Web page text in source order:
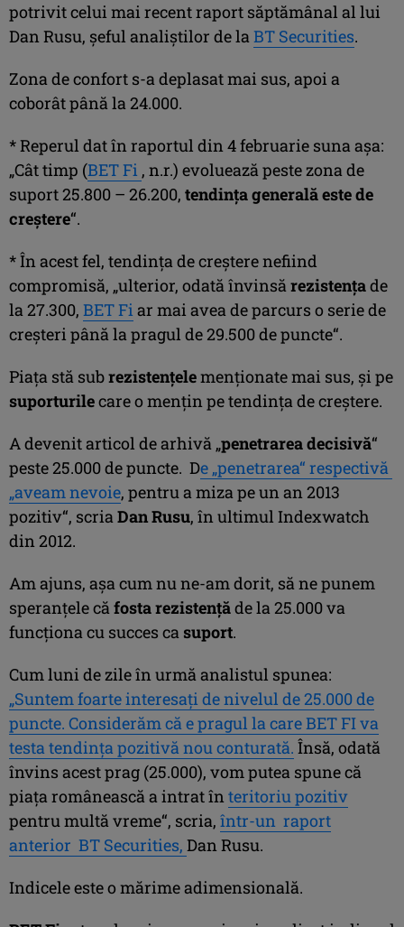
potrivit celui mai recent raport săptămânal al lui
Dan Rusu, şeful analiştilor de laBT Securities.
Zona de confort s-a deplasat mai sus, apoi a
coborât până la 24.000.
* Reperul dat în raportul din 4 februarie suna aşa:
„Cât timp (BET Fi , n.r.) evoluează peste zona de
suport 25.800 – 26.200, tendinţa generală este de
creştere“.
* În acest fel, tendinţa de creştere nefiind
compromisă, „ulterior, odată învinsărezistenţade
la 27.300, BET Fiar mai avea de parcurs o serie de
creşteri până la pragul de 29.500 de puncte“.
Piaţa stă subrezistenţelemenţionate mai sus, şi pe
suporturilecare o menţin pe tendinţa de creştere.
A devenit articol de arhivă „penetrarea decisivă“
peste 25.000 de puncte. De „penetrarea“ respectivă
„aveam nevoie, pentru a miza pe un an 2013
pozitiv“, scriaDan Rusu, în ultimul Indexwatch
din 2012.
Am ajuns, aşa cum nu ne-am dorit, să ne punem
speranţele căfosta rezistenţăde la 25.000 va
funcţiona cu succes ca suport.
Cum luni de zile în urmă analistul spunea:
„Suntem foarte interesaţi de nivelul de 25.000 de
puncte. Considerăm că e pragul la care BET FI va
testa tendinţa pozitivă nou conturată. Însă, odată
învins acest prag (25.000), vom putea spune că
piaţa românească a intrat înteritoriu pozitiv
pentru multă vreme“, scria, într-un raport
anterior BT Securities, Dan Rusu.
Indicele este o mărime adimensională.